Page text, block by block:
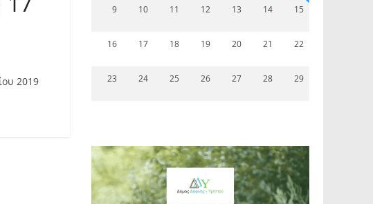
2019
9 10 11 12 13 14 15
16 17 18 19 20 21 22
23 24 25 26 27 28 29